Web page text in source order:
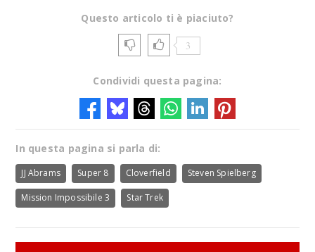
Questo articolo ti è piaciuto?
3
Condividi questa pagina:
In questa pagina si parla di:
JJ Abrams Super 8 Cloverfield Steven Spielberg
Mission Impossibile 3 Star Trek